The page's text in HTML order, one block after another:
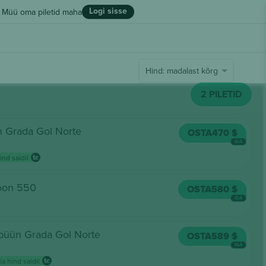
Logi sisse
Müü oma piletid maha
Hind: madalast kõrgeni
2 PILETID
Grada Gol Norte
saidil
OSTA470 $
IGA
550 OSTA580 $
IGA
Grada Gol Norte
hind saidil
OSTA589 $
IGA